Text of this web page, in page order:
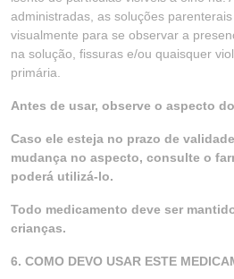
administradas, as soluções
visualmente para se observar a
na solução, fissuras e/ou quaisquer
primária.
Antes de usar, observe o aspecto
Caso ele esteja no prazo de
mudança no aspecto, consulte o
poderá utilizá-lo.
Todo medicamento deve ser
crianças.
6. COMO DEVO USAR ESTE